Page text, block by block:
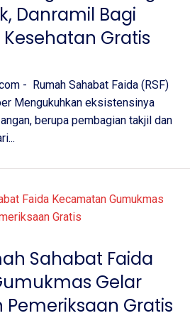
Danramil Bagi
Gratis
- Rumah Sahabat Faida (RSF)
Mengukuhkan eksistensinya
berupa pembagian takjil dan
Sahabat Faida
Gelar
Pemeriksaan Gratis